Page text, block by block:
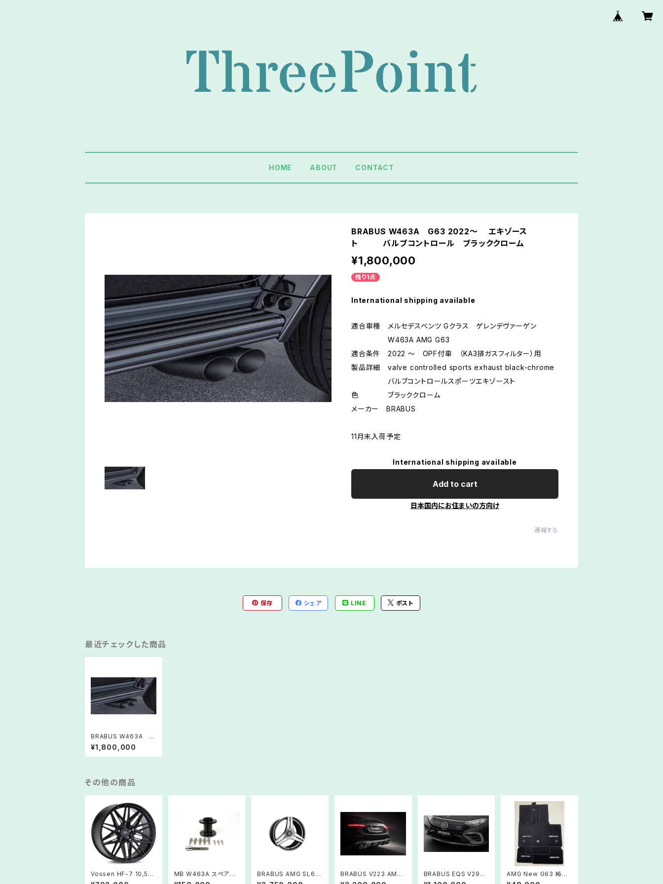
HOME ABOUT CONTACT
BRABUS W463A G63 2022～ エキゾース
ト バルブコントロール ブラッククローム
¥1,800,000
残り1点
International shipping available
適合車種 メルセデスベンツ Gクラス ゲレンデヴァーゲン
W463A AMG G63
適合条件 2022 ～ OPF付車 （KA3排ガスフィルター）用
製品詳細 valve controlled sports exhaust black-chrome
バルブコントロールスポーツエキゾースト
色 ブラッククローム
メーカー BRABUS
11月末入荷予定
International shipping available
Add to cart
日本国内にお住まいの方向け
通報する
保存 シェア LINE ポスト
最近チェックした商品
BRABUS W463A G
63 2022～ エキゾー
スト バルブコント
ロール ブラッククロー
¥1,800,000
その他の商品
Vossen HF-7 10,5JX
23 Wheel MB W46
MB W463A スペアタ
イヤホルダー
BRABUS AMG SL63
Monoblock Ⅱ Evo
BRABUS V223 AMG
S63 バルブコントロ
BRABUS EQS V297
フロントスポイラー カ
AMG New G63 純
正 フロアーマット ブ